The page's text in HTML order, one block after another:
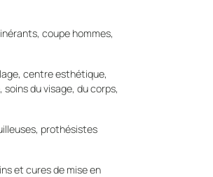
coupe hommes,
centre esthétique,
soins du visage, du corps,
prothésistes
et cures de mise en